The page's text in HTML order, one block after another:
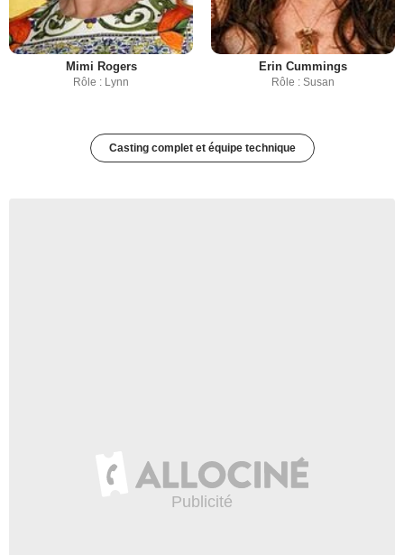
Mimi Rogers
Rôle : Lynn
Erin Cummings
Rôle : Susan
Casting complet et équipe technique